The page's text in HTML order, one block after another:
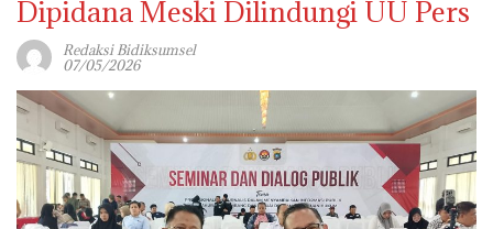
Dipidana Meski Dilindungi UU Pers
Redaksi Bidiksumsel
07/05/2026